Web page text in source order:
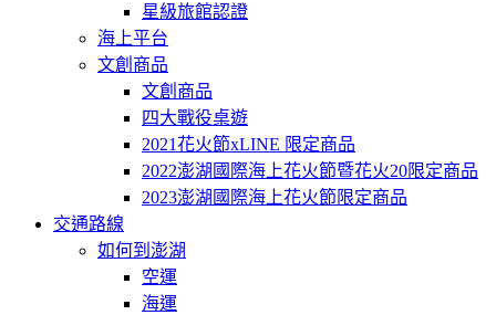
星級旅館認證
海上平台
文創商品
文創商品
四大戰役桌遊
2021花火節xLINE 限定商品
2022澎湖國際海上花火節暨花火20限定商品
2023澎湖國際海上花火節限定商品
交通路線
如何到澎湖
空運
海運